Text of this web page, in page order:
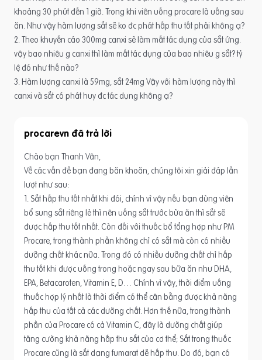
khoảng 30 phút đến 1 giờ. Trong khi viên uống procare là uống sau
ăn. Như vậy hàm lượng sắt sẽ ko đc phát hấp thu tốt phải không ạ?
2. Theo khuyến cáo 300mg canxi sẽ làm mất tác dụng của sắt ứng.
vậy bao nhiêu g canxi thì làm mất tác dụng của bao nhiêu g sắt? tỷ
lệ đó như thế nào?
3. Hàm lượng canxi là 59mg, sắt 24mg Vậy với hàm lượng này thì
canxi và sắt có phát huy đc tác dụng không ạ?
procarevn
Chào bạn Thanh Vân,
Về các vấn đề bạn đang băn khoăn, chúng tôi xin giải đáp lần
lượt như sau:
1. Sắt hấp thu tốt nhất khi đói, chính vì vậy nếu bạn dùng viên
bổ sung sắt riêng lẻ thì nên uống sắt trước bữa ăn thì sắt sẽ
được hấp thu tốt nhất. Còn đối với thuốc bổ tổng hợp như PM
Procare, trong thành phần không chỉ có sắt mà còn có nhiều
dưỡng chất khác nữa. Trong đó có nhiều dưỡng chất chỉ hấp
thu tốt khi được uống trong hoặc ngay sau bữa ăn như DHA,
EPA, Betacaroten, Vitamin E, D… Chính vì vậy, thời điểm uống
thuốc hợp lý nhất là thời điểm có thể cân bằng được khả năng
hấp thu của tất cả các dưỡng chất. Hơn thế nữa, trong thành
phần của Procare có cả Vitamin C, đây là dưỡng chất giúp
tăng cường khả năng hấp thu sắt của cơ thể; Sắt trong thuốc
Procare cũng là sắt dạng fumarat dễ hấp thu. Do đó, bạn có